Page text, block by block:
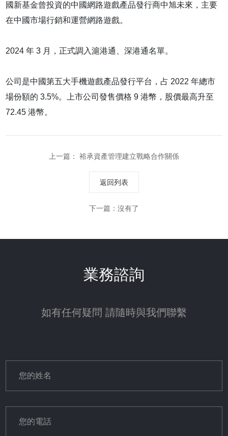
國新基金曾投資的中國網路遊戲產品發行商中旭未來，主要
在中國市場行銷和運營網路遊戲。
2024 年 3 月，正式調入滬港通、深港通名單。
公司是中國第五大手機遊戲產品發行平台，占 2022 年總市
場份額的 3.5%。上市公司發售價格 9 港幣，股價最高升至
72.45 港幣。
上一篇： 裕承資產管理建立戰略合作關係
返回列表
下一篇：沒有了
業務諮詢
如有任何疑問 請隨時與我們聯繫